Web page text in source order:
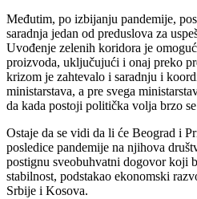
Međutim, po izbijanju pandemije,
saradnja jedan od preduslova za
Uvođenje zelenih koridora je
proizvoda, uključujući i onaj preko
krizom je zahtevalo i saradnju i
ministarstava, a pre svega
da kada postoji politička volja brzo
Ostaje da se vidi da li će Beograd i
posledice pandemije na njihova
postignu sveobuhvatni dogovor koji
stabilnost, podstakao ekonomski
Srbije i Kosova.